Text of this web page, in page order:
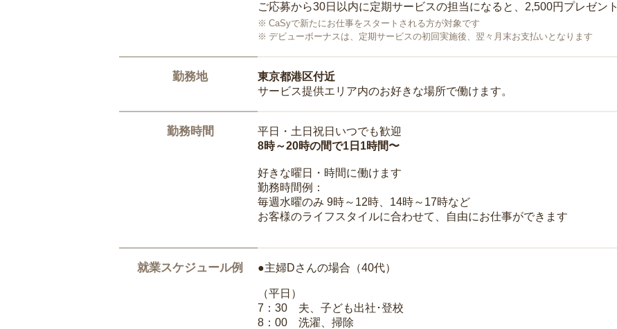
ご応募から30日以内に定期サービスの担当になると、2,500円プレゼント
CaSyで新たにお仕事をスタートされる方が対象です
デビューボーナスは、定期サービスの初回実施後、翌々月末お支払いとなります
勤務地
東京都港区付近
サービス提供エリア内のお好きな場所で働けます。
勤務時間
平日・土日祝日いつでも歓迎
8時～20時の間で1日1時間〜
好きな曜日・時間に働けます
勤務時間例：
毎週水曜のみ 9時～12時、14時～17時など
お客様のライフスタイルに合わせて、自由にお仕事ができます
就業スケジュール例 ●主婦Dさんの場合（40代）
（平日）
7：30 夫、子ども出社･登校
8：00 洗濯、掃除